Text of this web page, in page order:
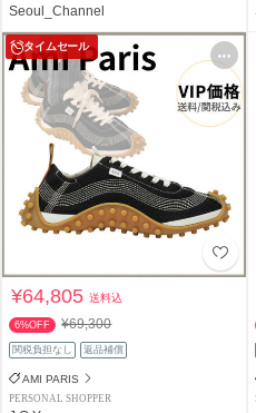
Seoul_Channel
タイムセール
¥64,805送料込
6%OFF ¥69,300
関税負担なし 返品補償
AMI PARIS
PERSONAL SHOPPER